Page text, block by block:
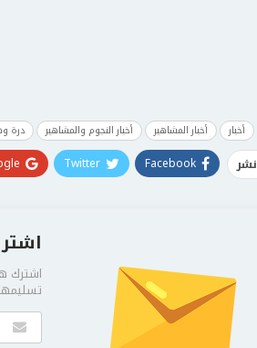
أخبار أخبار المشاهير أخبار النجوم والمشاهير درة
نشر Facebook
Twitter
اشترك